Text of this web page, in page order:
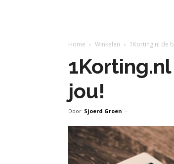
Home Winkelen 1Korting.nl de
jou!
Door Sjoerd Groen -